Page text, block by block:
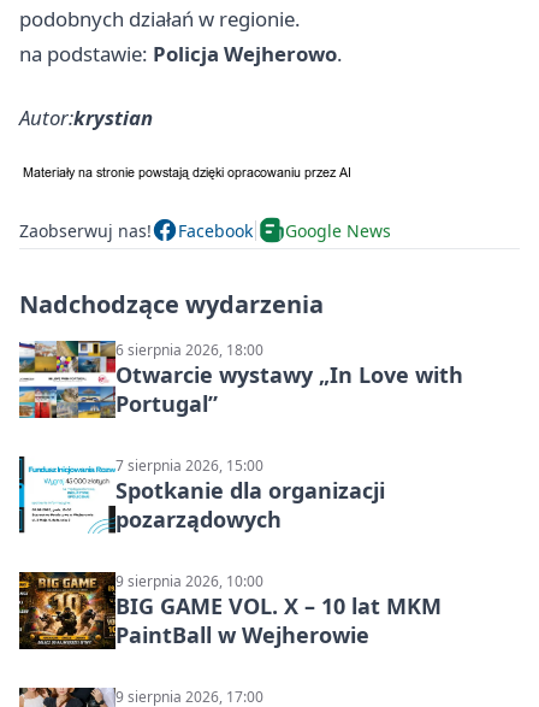
podobnych działań w regionie.
na podstawie: Policja Wejherowo.
Autor:krystian
Zaobserwuj nas! Facebook Google News
Nadchodzące wydarzenia
6 sierpnia 2026, 18:00
Otwarcie wystawy „In Love with
Portugal”
7 sierpnia 2026, 15:00
Spotkanie dla organizacji
pozarządowych
9 sierpnia 2026, 10:00
BIG GAME VOL. X – 10 lat MKM
PaintBall w Wejherowie
9 sierpnia 2026, 17:00